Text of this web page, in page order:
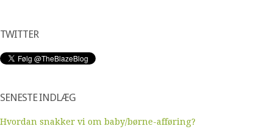
TWITTER
SENESTE INDLÆG
Hvordan snakker vi om baby/børne-afføring?